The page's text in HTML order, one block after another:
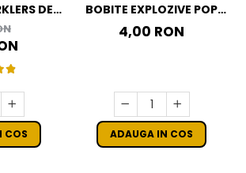
DE
DE BRAD
BUC
COS
BOBITE EXPLOZIVE POP
POP
4,00 RON
ADAUGA IN COS